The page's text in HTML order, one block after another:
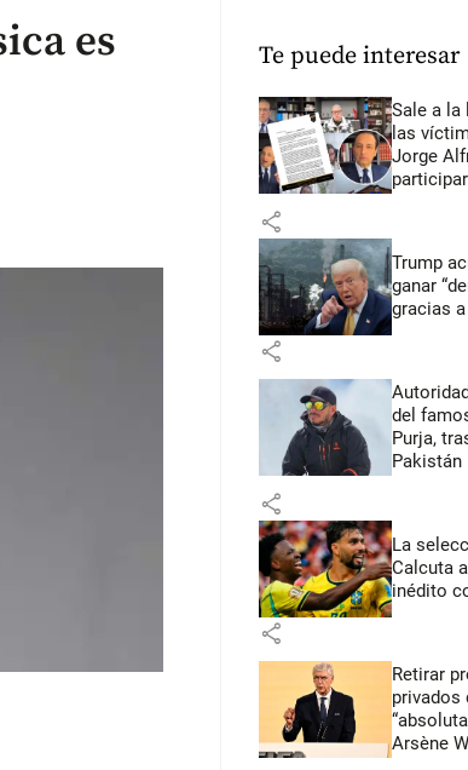
es
Te puede interesar
Sale a la
las
Jorge
share
Trump
ganar
gracias
share
del
Purja,
Pakistán
share
La
Calcuta
inédito
share
Retirar
privados
Arsène